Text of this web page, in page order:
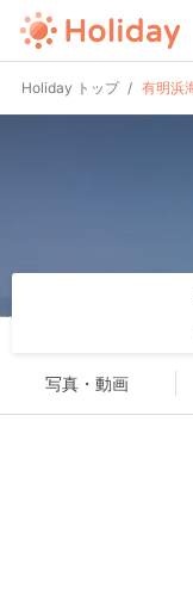
Holiday トップ 有明浜
写真・動画